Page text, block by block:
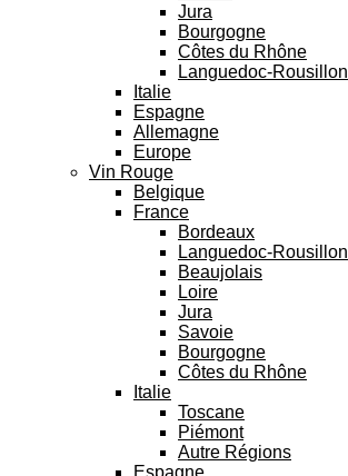
Jura
Bourgogne
Côtes du Rhône
Languedoc-Rousillon
Italie
Espagne
Allemagne
Europe
Vin Rouge
Belgique
France
Bordeaux
Languedoc-Rousillon
Beaujolais
Loire
Jura
Savoie
Bourgogne
Côtes du Rhône
Italie
Toscane
Piémont
Autre Régions
Espagne